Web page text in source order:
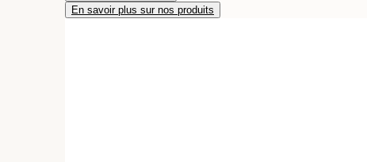
En savoir plus sur nos produits